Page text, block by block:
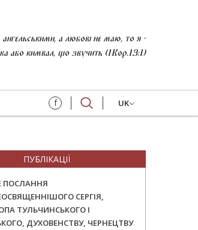
а любові не маю, то я -
або кимвал, що звучить (1Кор.13:1)
f UK
ПУБЛІКАЦІЇ
ПОСЛАННЯ
СЕРГІЯ,
ТУЛЬЧИНСЬКОГО І
ДУХОВЕНСТВУ, ЧЕРНЕЦТВУ